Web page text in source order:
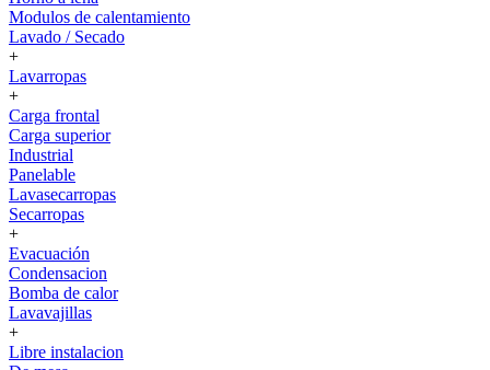
Modulos de calentamiento
Lavado / Secado
+
Lavarropas
+
Carga frontal
Carga superior
Industrial
Panelable
Lavasecarropas
Secarropas
+
Evacuación
Condensacion
Bomba de calor
Lavavajillas
+
Libre instalacion